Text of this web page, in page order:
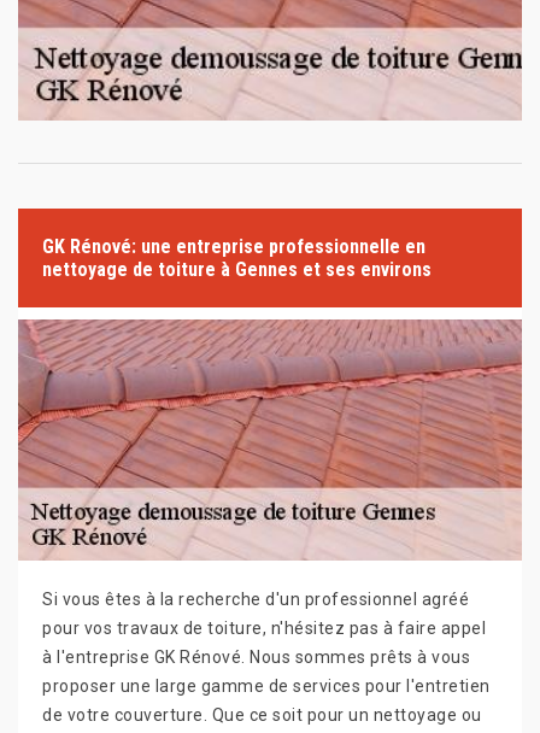
GK Rénové: une entreprise professionnelle en
nettoyage de toiture à Gennes et ses environs
Si vous êtes à la recherche d'un professionnel agréé
pour vos travaux de toiture, n'hésitez pas à faire appel
à l'entreprise GK Rénové. Nous sommes prêts à vous
proposer une large gamme de services pour l'entretien
de votre couverture. Que ce soit pour un nettoyage ou